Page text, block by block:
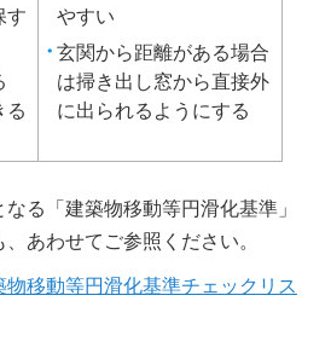
す
る
やすい
玄関から距離がある場合
は掃き出し窓から直接外
に出られるようにする
る「建築物移動等円滑化基準」
あわせてご参照ください。
物移動等円滑化基準チェックリス